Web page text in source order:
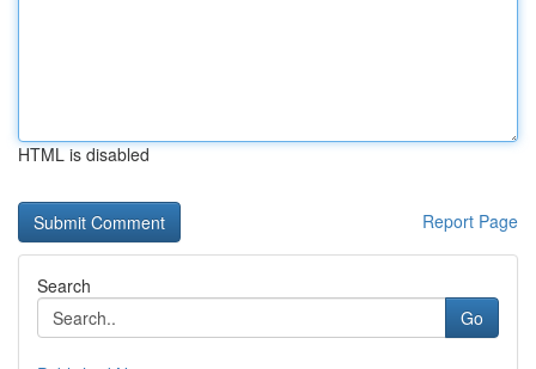
HTML is disabled
Report Page
Search
Go